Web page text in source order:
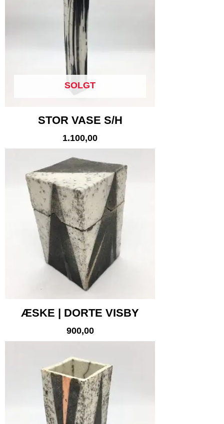
SOLGT
STOR VASE S/H
1.100,00
ÆSKE | DORTE VISBY
900,00